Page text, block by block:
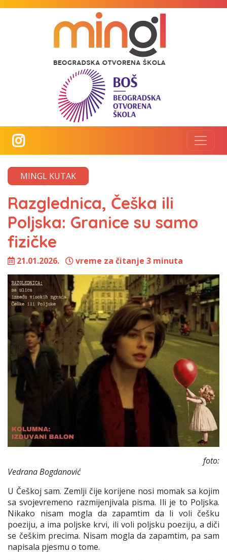
MINGL KUTAK
Razglednica, Češka ili
Poljska: Granice su samo
fizičke
21.01.2026. vreme za čitanje 3 minuta
foto:
Vedrana Bogdanović
U Češkoj sam. Zemlji čije korijene nosi momak sa kojim
sa svojevremeno razmijenjivala pisma. Ili je to Poljska.
Nikako nisam mogla da zapamtim da li voli češku
poeziju, a ima poljske krvi, ili voli poljsku poeziju, a diči
se češkim precima. Nisam mogla da zapamtim, pa sam
napisala pjesmu o tome.